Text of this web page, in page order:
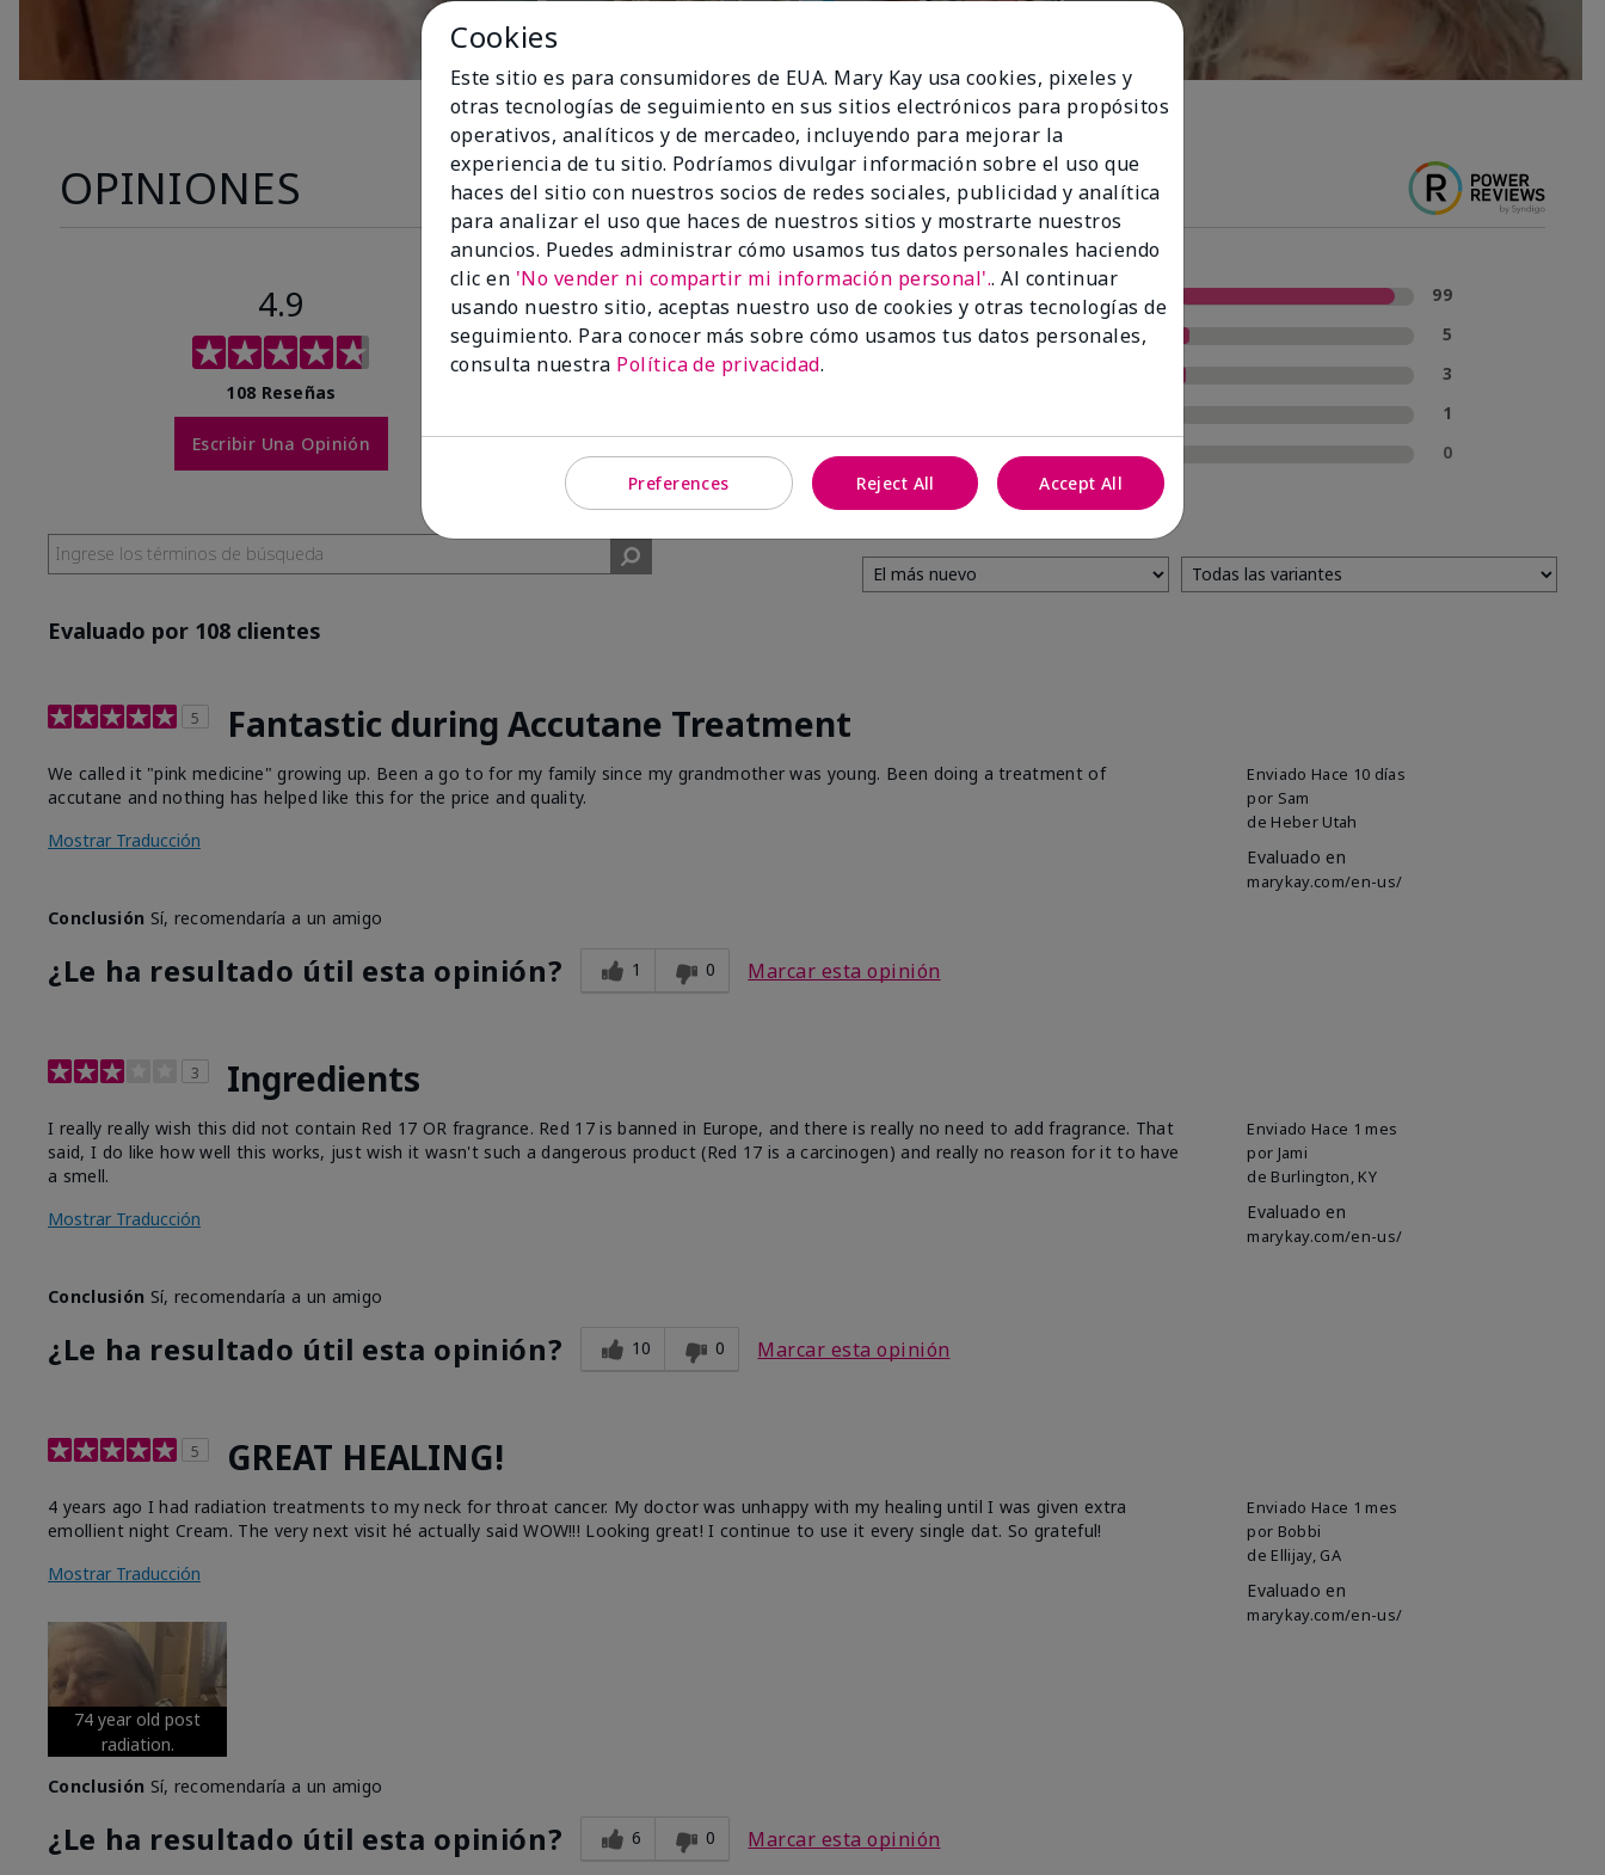
OPINIONES
4.9
108 Reseñas
Escribir Una Opinión
99%
amigo.
99
4 estrellas
5
3
1
1 estrella
0
Evaluado por 108 clientes
5 Fantastic during Accutane Treatment
Enviado Hace 10 días
por Sam
de Heber Utah
Evaluado en
marykay.com/en-us/
We called it "pink medicine" growing up. Been a go to for my family since my grandmother was young. Been doing a treatment of
accutane and nothing has helped like this for the price and quality.
Mostrar Traducción
Conclusión Sí, recomendaría a un amigo
¿Le ha resultado útil esta opinión? 1 0 Marcar esta opinión
3 Ingredients
Enviado Hace 1 mes
por Jami
de Burlington, KY
Evaluado en
marykay.com/en-us/
I really really wish this did not contain Red 17 OR fragrance. Red 17 is banned in Europe, and there is really no need to add fragrance. That
said, I do like how well this works, just wish it wasn't such a dangerous product (Red 17 is a carcinogen) and really no reason for it to have
a smell.
Mostrar Traducción
Conclusión Sí, recomendaría a un amigo
¿Le ha resultado útil esta opinión? 10 0 Marcar esta opinión
5 GREAT HEALING!
Enviado Hace 1 mes
por Bobbi
de Ellijay, GA
Evaluado en
marykay.com/en-us/
4 years ago I had radiation treatments to my neck for throat cancer. My doctor was unhappy with my healing until I was given extra
emollient night Cream. The very next visit hé actually said WOW!!! Looking great! I continue to use it every single dat. So grateful!
Mostrar Traducción
74 year old post
radiation.
Conclusión Sí, recomendaría a un amigo
¿Le ha resultado útil esta opinión? 6 0 Marcar esta opinión
Cookies
Este sitio es para consumidores de EUA. Mary Kay usa cookies, pixeles y
otras tecnologías de seguimiento en sus sitios electrónicos para propósitos
operativos, analíticos y de mercadeo, incluyendo para mejorar la
experiencia de tu sitio. Podríamos divulgar información sobre el uso que
haces del sitio con nuestros socios de redes sociales, publicidad y analítica
para analizar el uso que haces de nuestros sitios y mostrarte nuestros
anuncios. Puedes administrar cómo usamos tus datos personales haciendo
clic en 'No vender ni compartir mi información personal'.. Al continuar
usando nuestro sitio, aceptas nuestro uso de cookies y otras tecnologías de
seguimiento. Para conocer más sobre cómo usamos tus datos personales,
consulta nuestra Política de privacidad.
Preferences Reject All Accept All